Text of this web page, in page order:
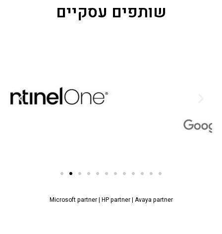
שותפים עסקיים
Microsoft partner| HP partner| Avaya partner